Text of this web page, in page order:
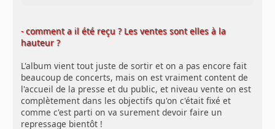
- comment a il été reçu ? Les ventes sont elles à la
hauteur ?
L'album vient tout juste de sortir et on a pas encore fait
beaucoup de concerts, mais on est vraiment content de
l'accueil de la presse et du public, et niveau vente on est
complètement dans les objectifs qu'on c'était fixé et
comme c'est parti on va surement devoir faire un
repressage bientôt !